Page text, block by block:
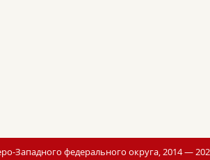
Западного федерального округа, 2014 —